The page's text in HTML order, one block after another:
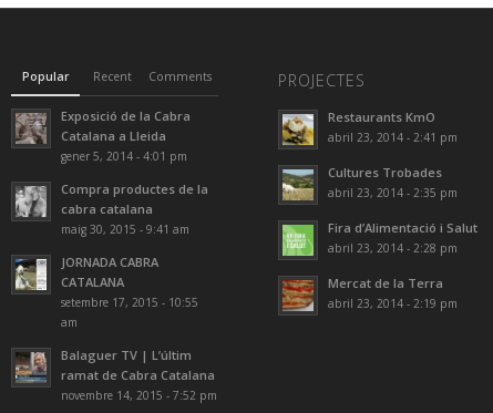
Popular Recent Comments
Exposició de la Cabra
Catalana a Lleida
gener 5, 2014 - 4:01 pm
Compra productes de la
cabra catalana
maig 30, 2015 - 9:41 am
JORNADA CABRA
CATALANA
setembre 17, 2015 - 10:55
am
Balaguer TV | L’últim
ramat de Cabra Catalana
novembre 14, 2015 - 7:52 pm
PROJECTES
Restaurants KmO
abril 23, 2014 - 2:41 pm
Cultures Trobades
abril 23, 2014 - 2:35 pm
Fira d’Alimentació i Salut
abril 23, 2014 - 2:28 pm
Mercat de la Terra
abril 23, 2014 - 2:19 pm